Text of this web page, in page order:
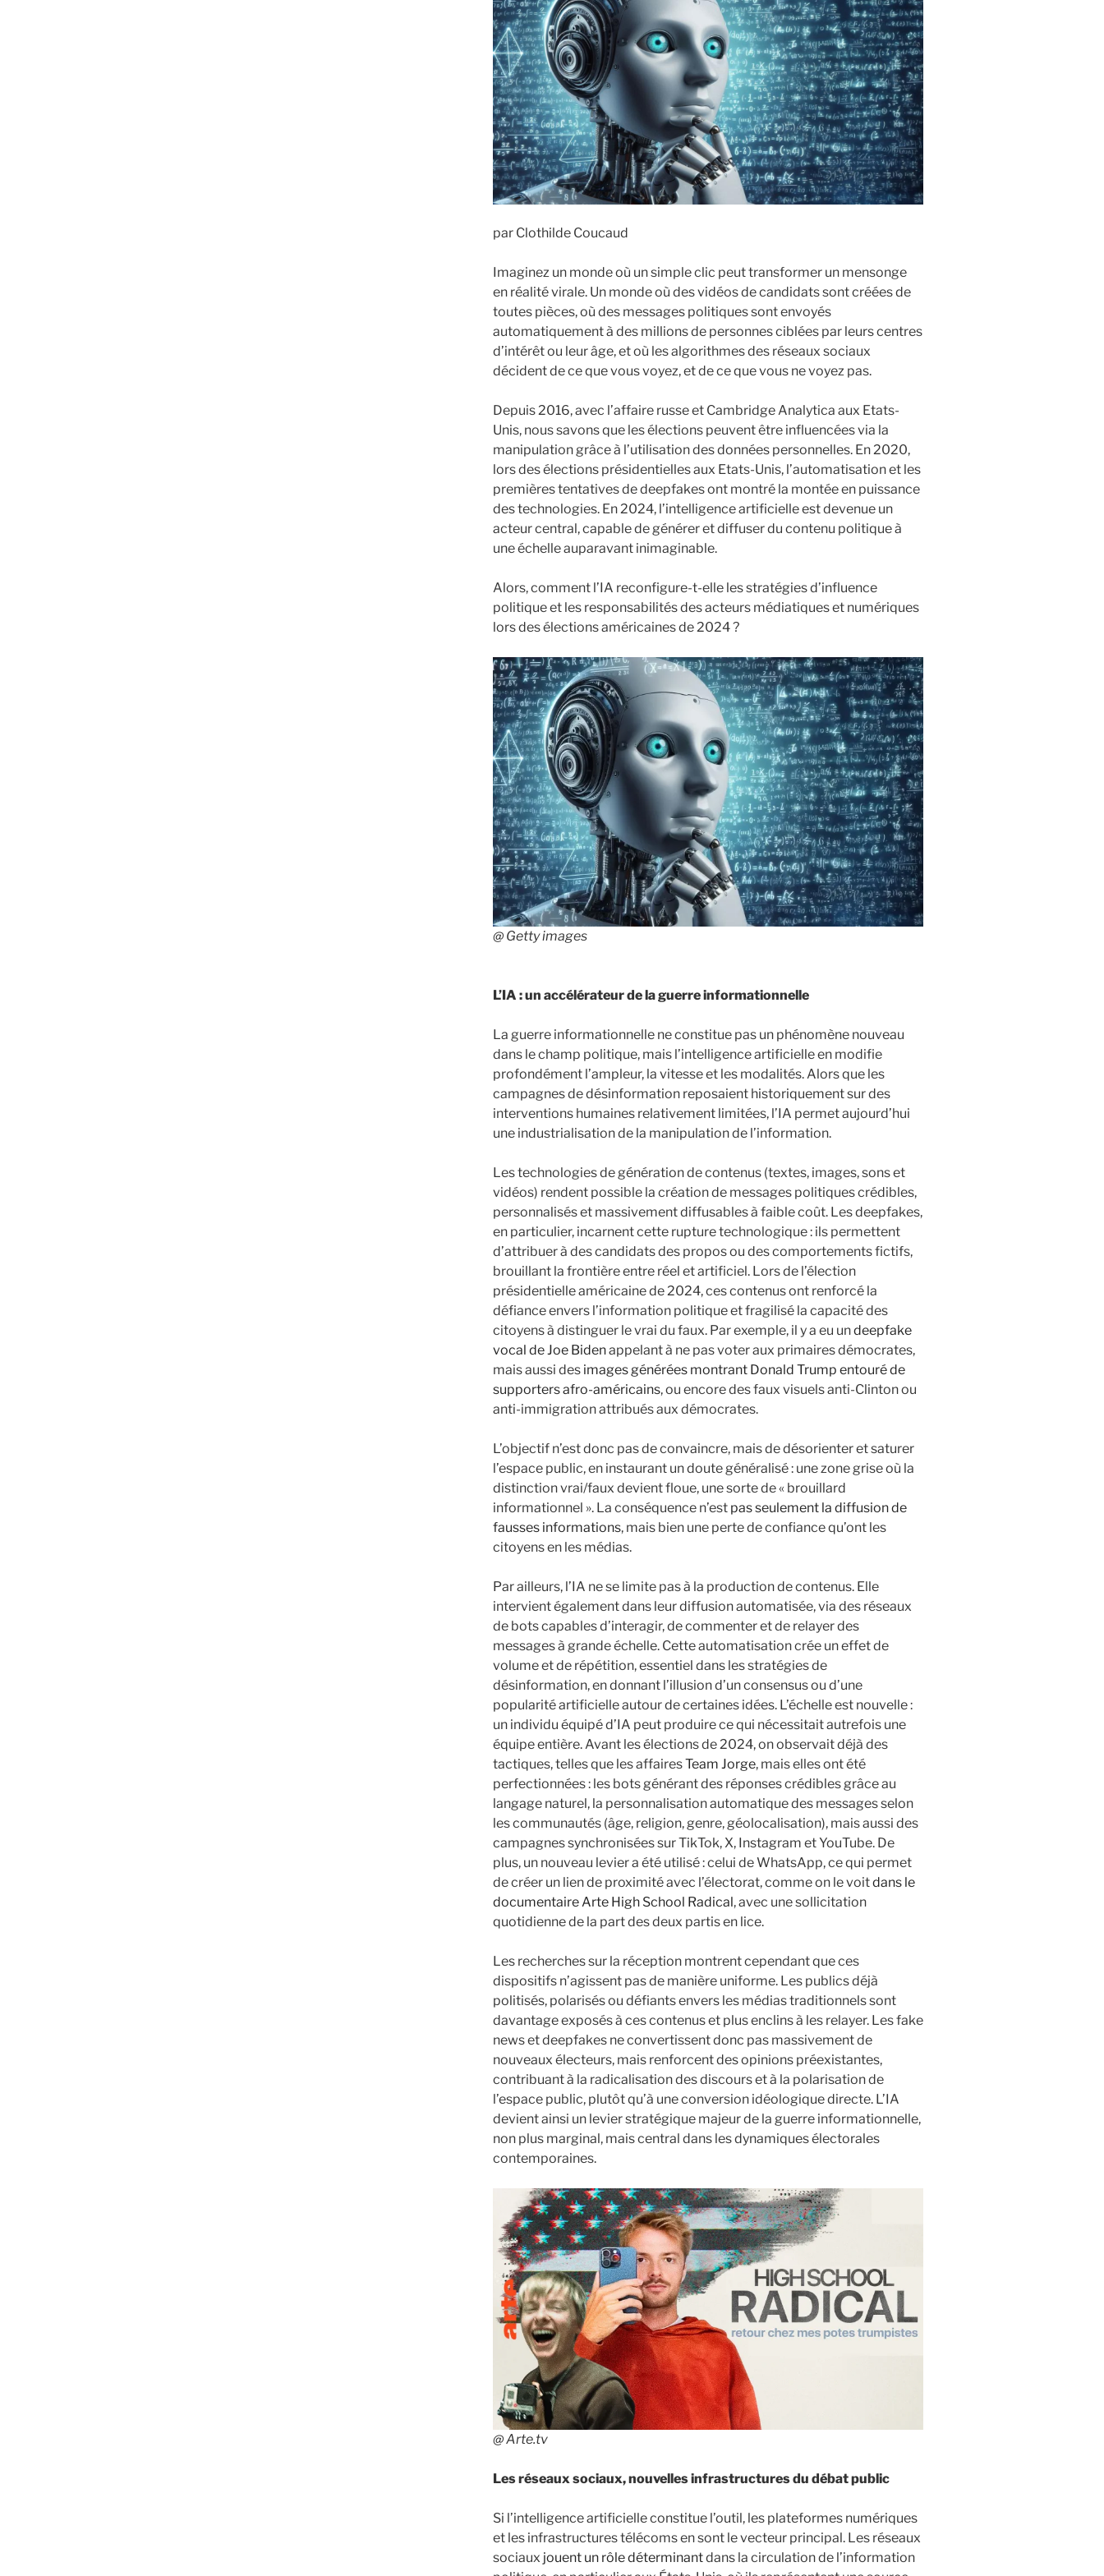
par Clothilde Coucaud
Imaginez un monde où un simple clic peut transformer un mensonge
en réalité virale. Un monde où des vidéos de candidats sont créées de
toutes pièces, où des messages politiques sont envoyés
automatiquement à des millions de personnes ciblées par leurs centres
d’intérêt ou leur âge, et où les algorithmes des réseaux sociaux
décident de ce que vous voyez, et de ce que vous ne voyez pas.
Depuis 2016, avec l’affaire russe et Cambridge Analytica aux Etats-
Unis, nous savons que les élections peuvent être influencées via la
manipulation grâce à l’utilisation des données personnelles. En 2020,
lors des élections présidentielles aux Etats-Unis, l’automatisation et les
premières tentatives de deepfakes ont montré la montée en puissance
des technologies. En 2024, l’intelligence artificielle est devenue un
acteur central, capable de générer et diffuser du contenu politique à
une échelle auparavant inimaginable.
Alors, comment l’IA reconfigure-t-elle les stratégies d’influence
politique et les responsabilités des acteurs médiatiques et numériques
lors des élections américaines de 2024 ?
@ Getty images
L’IA : un accélérateur de la guerre informationnelle
La guerre informationnelle ne constitue pas un phénomène nouveau
dans le champ politique, mais l’intelligence artificielle en modifie
profondément l’ampleur, la vitesse et les modalités. Alors que les
campagnes de désinformation reposaient historiquement sur des
interventions humaines relativement limitées, l’IA permet aujourd’hui
une industrialisation de la manipulation de l’information.
Les technologies de génération de contenus (textes, images, sons et
vidéos) rendent possible la création de messages politiques crédibles,
personnalisés et massivement diffusables à faible coût. Les deepfakes,
en particulier, incarnent cette rupture technologique : ils permettent
d’attribuer à des candidats des propos ou des comportements fictifs,
brouillant la frontière entre réel et artificiel. Lors de l’élection
présidentielle américaine de 2024, ces contenus ont renforcé la
défiance envers l’information politique et fragilisé la capacité des
citoyens à distinguer le vrai du faux. Par exemple, il y a eu undeepfake
vocal de Joe Bidenappelant à ne pas voter aux primaires démocrates,
mais aussi des images générées montrant Donald Trump entouré de
supporters afro-américains, ou encore des faux visuels anti-Clinton ou
anti-immigration attribués aux démocrates.
L’objectif n’est donc pas de convaincre, mais de désorienter et saturer
l’espace public, en instaurant un doute généralisé : une zone grise où la
distinction vrai/faux devient floue, une sorte de « brouillard
informationnel ». La conséquence n’est pas seulement la diffusion de
fausses informations, mais bien une perte de confiance qu’ont les
citoyens en les médias.
Par ailleurs, l’IA ne se limite pas à la production de contenus. Elle
intervient également dans leur diffusion automatisée, via des réseaux
de bots capables d’interagir, de commenter et de relayer des
messages à grande échelle. Cette automatisation crée un effet de
volume et de répétition, essentiel dans les stratégies de
désinformation, en donnant l’illusion d’un consensus ou d’une
popularité artificielle autour de certaines idées. L’échelle est nouvelle :
un individu équipé d’IA peut produire ce qui nécessitait autrefois une
équipe entière. Avant les élections de 2024, on observait déjà des
tactiques, telles que les affairesTeam Jorge, mais elles ont été
perfectionnées : les bots générant des réponses crédibles grâce au
langage naturel, la personnalisation automatique des messages selon
les communautés (âge, religion, genre, géolocalisation), mais aussi des
campagnes synchronisées sur TikTok, X, Instagram et YouTube. De
plus, un nouveau levier a été utilisé : celui de WhatsApp, ce qui permet
de créer un lien de proximité avec l’électorat, comme on le voitdans le
documentaire Arte High School Radical, avec une sollicitation
quotidienne de la part des deux partis en lice.
Les recherches sur la réception montrent cependant que ces
dispositifs n’agissent pas de manière uniforme. Les publics déjà
politisés, polarisés ou défiants envers les médias traditionnels sont
davantage exposés à ces contenus et plus enclins à les relayer. Les fake
news et deepfakes ne convertissent donc pas massivement de
nouveaux électeurs, mais renforcent des opinions préexistantes,
contribuant à la radicalisation des discours et à la polarisation de
l’espace public, plutôt qu’à une conversion idéologique directe. L’IA
devient ainsi un levier stratégique majeur de la guerre informationnelle,
non plus marginal, mais central dans les dynamiques électorales
contemporaines.
@ Arte.tv
Les réseaux sociaux, nouvelles infrastructures du débat public
Si l’intelligence artificielle constitue l’outil, les plateformes numériques
et les infrastructures télécoms en sont le vecteur principal. Les réseaux
sociaux jouent un rôle déterminantdans la circulation de l’information